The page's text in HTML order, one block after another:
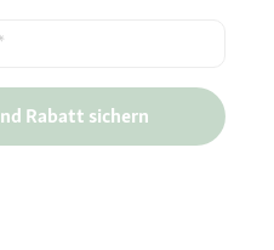
*
Rabatt sichern